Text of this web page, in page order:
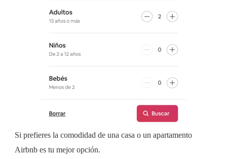
Si prefieres la comodidad de una casa o un apartamento
Airbnb es tu mejor opción.